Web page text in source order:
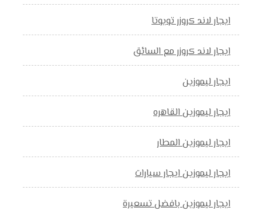
ايجار لاند كروزر تويوتا
ايجار لاند كروزر مع السائق
ايجار ليموزين
ايجار ليموزين القاهره
ايجار ليموزين المطار
ايجار ليموزين ايجار سيارات
ايجار ليموزين بافضل تسعيرة